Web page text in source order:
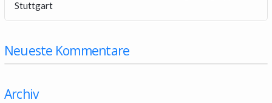
Stuttgart
Neueste Kommentare
Archiv